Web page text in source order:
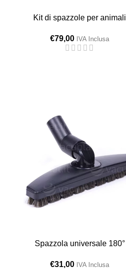
Kit di spazzole per animali
€79,00 IVA Inclusa
Spazzola universale 180°
€31,00 IVA Inclusa